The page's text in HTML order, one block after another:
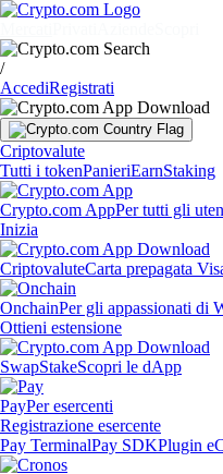
/
AccediRegistrati
Criptovalute
Tutti i tokenPanieriEarnStaking
Crypto.com AppPer tutti gli
Inizia
CriptovaluteCarta prepagata
OnchainPer gli appassionati di
Ottieni estensione
SwapStakeScopri le dApp
PayPer esercenti
Registrazione esercente
Pay TerminalPay SDKPlugin